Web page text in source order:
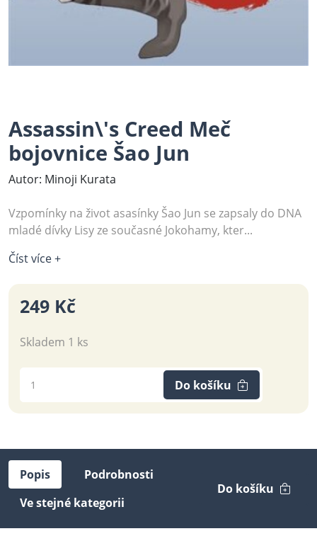
Assassin\'s Creed Meč
bojovnice Šao Jun
Autor: Minoji Kurata
Vzpomínky na život asasínky Šao Jun se zapsaly do DNA
mladé dívky Lisy ze současné Jokohamy, kter...
Číst více +
249 Kč
Skladem 1 ks
Do košíku
Popis
Podrobnosti
Ve stejné kategorii
Do košíku